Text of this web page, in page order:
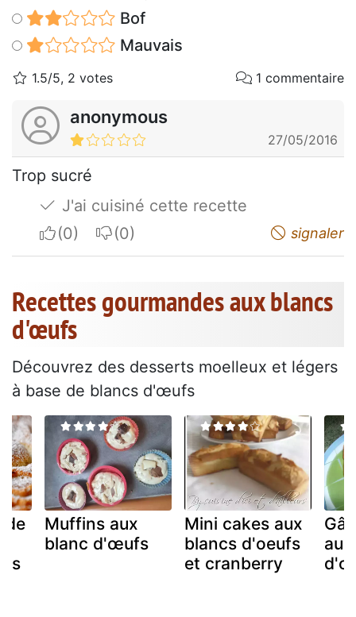
Bof
Mauvais
1.5/5, 2 votes 1 commentaire
anonymous
27/05/2016
Trop sucré
J'ai cuisiné cette recette
I apreciateI do not appreciate signaler
Recettes gourmandes aux blancs
d'œufs
Découvrez des desserts moelleux et légers
à base de blancs d'œufs
de
Muffins aux
blanc d'œufs
Mini cakes aux
blancs d'oeufs
et cranberry